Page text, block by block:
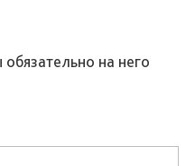
на него